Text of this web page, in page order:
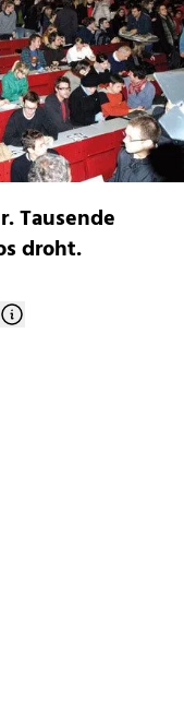
Tausende
droht.